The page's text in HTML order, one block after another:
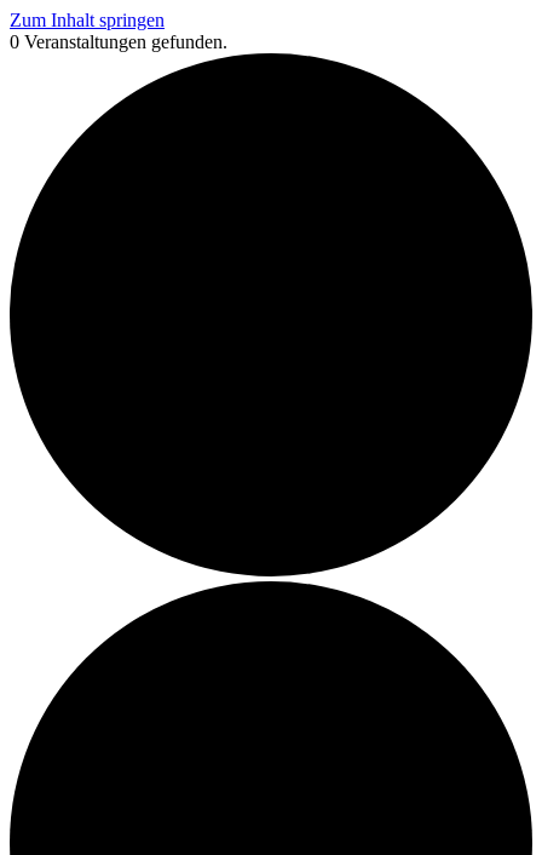
Zum Inhalt springen
0 Veranstaltungen gefunden.